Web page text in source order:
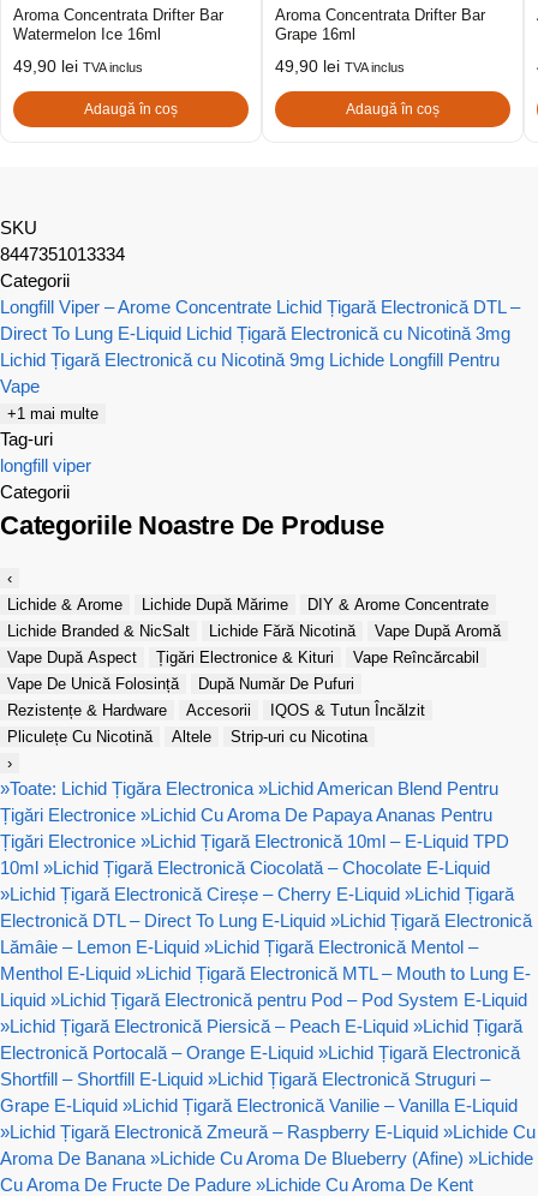
Aroma Concentrata Drifter Bar
Watermelon Ice 16ml
49,90 lei TVA inclus
Adaugă în coș
Aroma Concentrata Drifter Bar
Grape 16ml
49,90 lei TVA inclus
Adaugă în coș
SKU
8447351013334
Categorii
Longfill Viper – Arome Concentrate Lichid Țigară Electronică DTL –
Direct To Lung E-Liquid Lichid Țigară Electronică cu Nicotină 3mg
Lichid Țigară Electronică cu Nicotină 9mg Lichide Longfill Pentru
Vape
+1 mai multe
Tag-uri
longfill viper
Categorii
Categoriile Noastre De Produse
‹
Lichide & Arome
Lichide După Mărime
DIY & Arome Concentrate
Lichide Branded & NicSalt
Lichide Fără Nicotină
Vape După Aromă
Vape După Aspect
Țigări Electronice & Kituri
Vape Reîncărcabil
Vape De Unică Folosință
După Număr De Pufuri
Rezistențe & Hardware
Accesorii
IQOS & Tutun Încălzit
Pliculețe Cu Nicotină
Altele
Strip-uri cu Nicotina
›
»Toate: Lichid Țigăra Electronica »Lichid American Blend Pentru
Țigări Electronice »Lichid Cu Aroma De Papaya Ananas Pentru
Țigări Electronice »Lichid Țigară Electronică 10ml – E-Liquid TPD
10ml »Lichid Țigară Electronică Ciocolată – Chocolate E-Liquid
»Lichid Țigară Electronică Cireșe – Cherry E-Liquid »Lichid Țigară
Electronică DTL – Direct To Lung E-Liquid »Lichid Țigară Electronică
Lămâie – Lemon E-Liquid »Lichid Țigară Electronică Mentol –
Menthol E-Liquid »Lichid Țigară Electronică MTL – Mouth to Lung E-
Liquid »Lichid Țigară Electronică pentru Pod – Pod System E-Liquid
»Lichid Țigară Electronică Piersică – Peach E-Liquid »Lichid Țigară
Electronică Portocală – Orange E-Liquid »Lichid Țigară Electronică
Shortfill – Shortfill E-Liquid »Lichid Țigară Electronică Struguri –
Grape E-Liquid »Lichid Țigară Electronică Vanilie – Vanilla E-Liquid
»Lichid Țigară Electronică Zmeură – Raspberry E-Liquid »Lichide Cu
Aroma De Banana »Lichide Cu Aroma De Blueberry (Afine) »Lichide
Cu Aroma De Fructe De Padure »Lichide Cu Aroma De Kent